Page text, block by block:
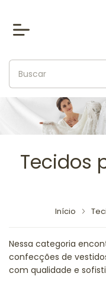
Tecidos
Início
Nessa categoria
confecções de
com qualidade e